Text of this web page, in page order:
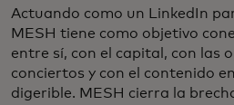
Actuando como un LinkedIn
MESH tiene como objetivo
entre sí, con el capital, con las
conciertos y con el contenido
digerible. MESH cierra la